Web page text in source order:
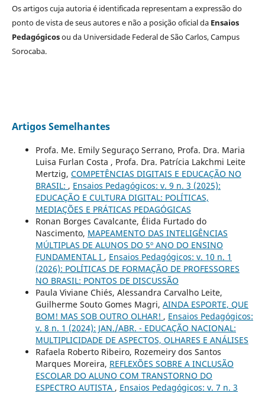
Os artigos cuja autoria é identificada representam a expressão do
ponto de vista de seus autores e não a posição oficial da Ensaios
Pedagógicosou da Universidade Federal de São Carlos, Campus
Sorocaba.
Artigos Semelhantes
Profa. Me. Emily Seguraço Serrano, Profa. Dra. Maria
Luisa Furlan Costa , Profa. Dra. Patrícia Lakchmi Leite
Mertzig, COMPETÊNCIAS DIGITAIS E EDUCAÇÃO NO
BRASIL: , Ensaios Pedagógicos: v. 9 n. 3 (2025):
EDUCAÇÃO E CULTURA DIGITAL: POLÍTICAS,
MEDIAÇÕES E PRÁTICAS PEDAGÓGICAS
Ronan Borges Cavalcante, Élida Furtado do
Nascimento, MAPEAMENTO DAS INTELIGÊNCIAS
MÚLTIPLAS DE ALUNOS DO 5º ANO DO ENSINO
FUNDAMENTAL I , Ensaios Pedagógicos: v. 10 n. 1
(2026): POLÍTICAS DE FORMAÇÃO DE PROFESSORES
NO BRASIL: PONTOS DE DISCUSSÃO
Paula Viviane Chiés, Alessandra Carvalho Leite,
Guilherme Souto Gomes Magri, AINDA ESPORTE, QUE
BOM! MAS SOB OUTRO OLHAR! , Ensaios Pedagógicos:
v. 8 n. 1 (2024): JAN./ABR. - EDUCAÇÃO NACIONAL:
MULTIPLICIDADE DE ASPECTOS, OLHARES E ANÁLISES
Rafaela Roberto Ribeiro, Rozemeiry dos Santos
Marques Moreira, REFLEXÕES SOBRE A INCLUSÃO
ESCOLAR DO ALUNO COM TRANSTORNO DO
ESPECTRO AUTISTA , Ensaios Pedagógicos: v. 7 n. 3